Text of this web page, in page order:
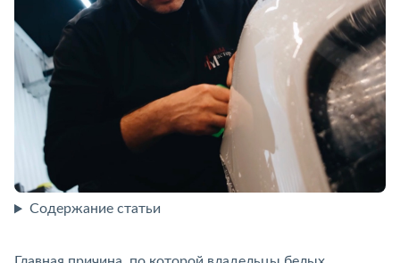
Содержание статьи